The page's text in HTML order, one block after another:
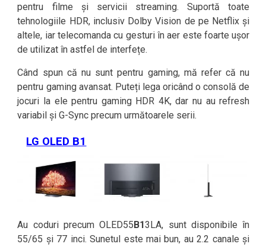
pentru filme și servicii streaming. Suportă toate
tehnologiile HDR, inclusiv Dolby Vision de pe Netflix și
altele, iar telecomanda cu gesturi în aer este foarte ușor
de utilizat în astfel de interfețe.
Când spun că nu sunt pentru gaming, mă refer că nu
pentru gaming avansat. Puteți lega oricând o consolă de
jocuri la ele pentru gaming HDR 4K, dar nu au refresh
variabil și G-Sync precum următoarele serii.
LG OLED B1
Au coduri precum OLED55 B13LA, sunt disponibile în
55/65 și 77 inci. Sunetul este mai bun, au 2.2 canale și